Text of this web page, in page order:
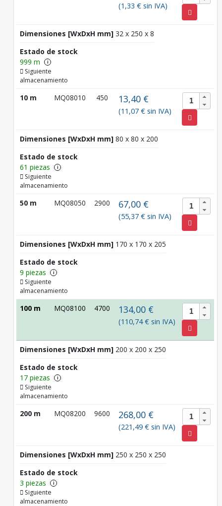
(1,33 € sin IVA)
Dimensiones [WxDxH mm] 32 x 250 x 8
Estado de stock
999 m
i
Siguiente
almacenamiento
10 m MQ08010 450 13,40 €
(11,07 € sin IVA)
Dimensiones [WxDxH mm] 80 x 80 x 200
Estado de stock
61 piezas
i
Siguiente
almacenamiento
50 m MQ08050 2900 67,00 €
(55,37 € sin IVA)
Dimensiones [WxDxH mm] 170 x 170 x 205
Estado de stock
9 piezas
i
Siguiente
almacenamiento
100 m MQ08100 4700 134,00 €
(110,74 € sin IVA)
Dimensiones [WxDxH mm] 200 x 200 x 250
Estado de stock
17 piezas
i
Siguiente
almacenamiento
200 m MQ08200 9600 268,00 €
(221,49 € sin IVA)
Dimensiones [WxDxH mm] 250 x 250 x 250
Estado de stock
3 piezas
i
Siguiente
almacenamiento